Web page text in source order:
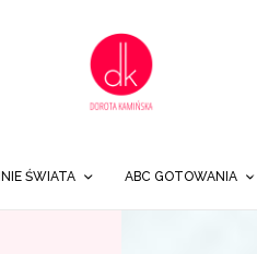
ŚWIATA ABC GOTOWANIA